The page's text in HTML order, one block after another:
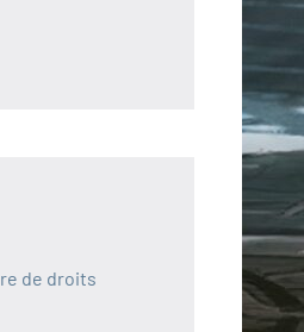
de droits